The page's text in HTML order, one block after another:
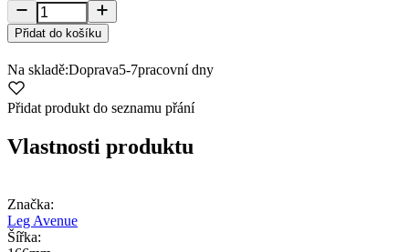
Přidat do košíku
Na skladě:Doprava5-7pracovní dny
Přidat produkt do seznamu přání
Vlastnosti produktu
Značka:
Leg Avenue
Šířka: